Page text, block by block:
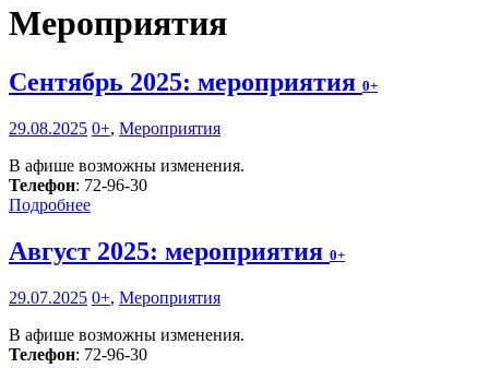
Мероприятия
Сентябрь 2025: мероприятия 0+
29.08.2025 0+, Мероприятия
В афише возможны изменения.
Телефон: 72-96-30
Подробнее
Август 2025: мероприятия 0+
29.07.2025 0+, Мероприятия
В афише возможны изменения.
Телефон: 72-96-30